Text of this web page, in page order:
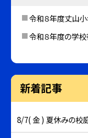
令和８年度丈山
令和８年度の学
新着記事
8/7( 金 ) 夏休みの校